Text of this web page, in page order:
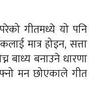
गीतमध्ये यो पनि
मात्र होइन, सत्ता
बाध्य बनाउने धारणा
मन छोएकाले गीत